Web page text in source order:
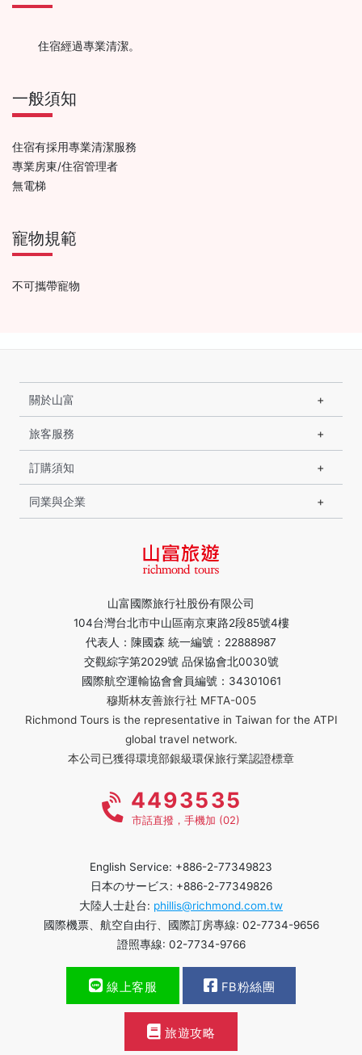
住宿經過專業清潔。
一般須知
住宿有採用專業清潔服務
專業房東/住宿管理者
無電梯
寵物規範
不可攜帶寵物
山富國際旅行社股份有限公司
104台灣台北市中山區南京東路2段85號4樓
代表人：陳國森 統一編號：22888987
交觀綜字第2029號 品保協會北0030號
國際航空運輸協會會員編號：34301061
穆斯林友善旅行社 MFTA-005
Richmond Tours is the representative in Taiwan for the ATPI
global travel network.
本公司已獲得環境部銀級環保旅行業認證標章
關於山富
旅客服務
訂購須知
同業與企業
4493535
市話直撥，手機加 (02)
English Service: +886-2-77349823
日本のサービス: +886-2-77349826
大陸人士赴台: phillis@richmond.com.tw
國際機票、航空自由行、國際訂房專線: 02-7734-9656
證照專線: 02-7734-9766
線上客服 FB粉絲團
旅遊攻略